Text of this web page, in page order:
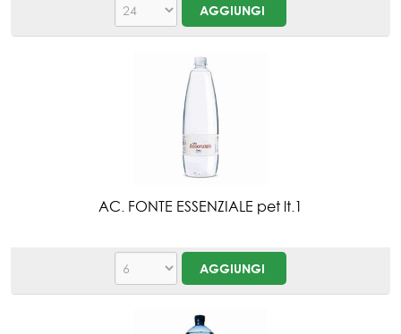
AC. FONTE ESSENZIALE pet lt.1